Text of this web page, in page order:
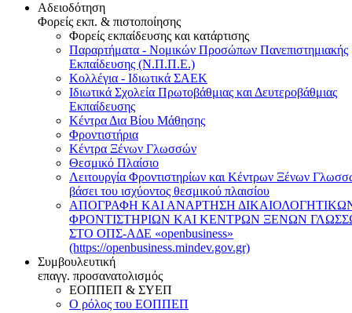
Αδειοδότηση
Φορείς εκπ. & πιστοποίησης
Φορείς εκπαίδευσης και κατάρτισης
Παραρτήματα - Νομικών Προσώπων Πανεπιστημιακής
Εκπαίδευσης (Ν.Π.Π.Ε.)
Κολλέγια - Ιδιωτικά ΣΑΕΚ
Ιδιωτικά Σχολεία Πρωτοβάθμιας και Δευτεροβάθμιας
Εκπαίδευσης
Κέντρα Δια Βίου Μάθησης
Φροντιστήρια
Κέντρα Ξένων Γλωσσών
Θεσμικό Πλαίσιο
Λειτουργία Φροντιστηρίων και Κέντρων Ξένων
βάσει του ισχύοντος θεσμικού πλαισίου
ΑΠΟΓΡΑΦΗ ΚΑΙ ΑΝΑΡΤΗΣΗ
ΦΡΟΝΤΙΣΤΗΡΙΩΝ ΚΑΙ ΚΕΝΤΡΩΝ ΞΕΝΩΝ
ΣΤΟ ΟΠΣ-ΑΔΕ «openbusiness»
(https://openbusiness.mindev.gov.gr)
Συμβουλευτική
επαγγ. προσανατολισμός
ΕΟΠΠΕΠ & ΣΥΕΠ
Ο ρόλος του ΕΟΠΠΕΠ